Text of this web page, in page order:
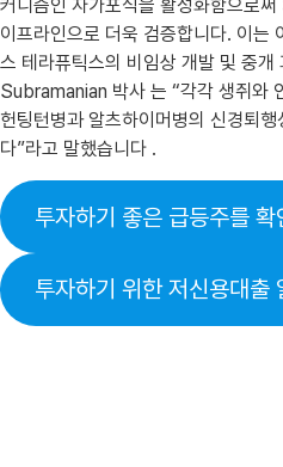
커니즘인 자가포식을 활성화함으로
이프라인으로 더욱 검증합니다. 이는
스 테라퓨틱스의 비임상 개발 및 중
Subramanian 박사 는 “각각 생쥐와
헌팅턴병과 알츠하이머병의 신경퇴
다”라고 말했습니다 .
투자하기 좋은 급등주를 확
투자하기 위한 저신용대출